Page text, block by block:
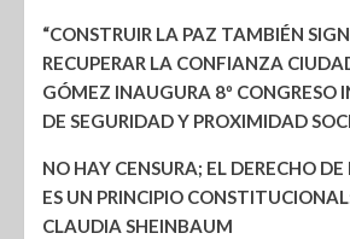
“CONSTRUIR LA PAZ TAMBIÉN
RECUPERAR LA CONFIANZA
GÓMEZ INAUGURA 8º CONGRESO
DE SEGURIDAD Y PROXIMIDAD
NO HAY CENSURA; EL DERECHO
ES UN PRINCIPIO
CLAUDIA SHEINBAUM